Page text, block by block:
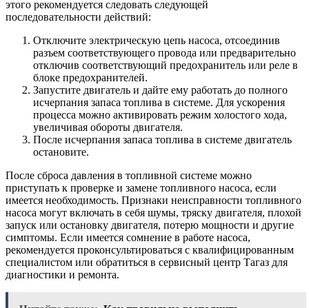
этого рекомендуется следовать следующей
последовательности действий:
Отключите электрическую цепь насоса, отсоединив
разъем соответствующего провода или предварительно
отключив соответствующий предохранитель или реле в
блоке предохранителей.
Запустите двигатель и дайте ему работать до полного
исчерпания запаса топлива в системе. Для ускорения
процесса можно активировать режим холостого хода,
увеличивая обороты двигателя.
После исчерпания запаса топлива в системе двигатель
остановите.
После сброса давления в топливной системе можно
приступать к проверке и замене топливного насоса, если
имеется необходимость. Признаки неисправности топливного
насоса могут включать в себя шумы, тряску двигателя, плохой
запуск или остановку двигателя, потерю мощности и другие
симптомы. Если имеется сомнение в работе насоса,
рекомендуется проконсультироваться с квалифицированным
специалистом или обратиться в сервисный центр Тагаз для
диагностики и ремонта.